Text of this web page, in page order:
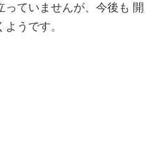
ていませんが、今後も 開
うです。